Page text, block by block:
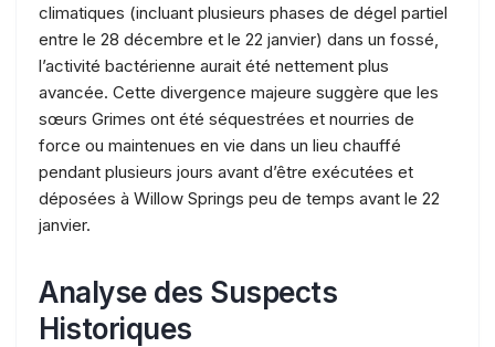
climatiques (incluant plusieurs phases de dégel partiel
entre le 28 décembre et le 22 janvier) dans un fossé,
l’activité bactérienne aurait été nettement plus
avancée. Cette divergence majeure suggère que les
sœurs Grimes ont été séquestrées et nourries de
force ou maintenues en vie dans un lieu chauffé
pendant plusieurs jours avant d’être exécutées et
déposées à Willow Springs peu de temps avant le 22
janvier.
Analyse des Suspects
Historiques